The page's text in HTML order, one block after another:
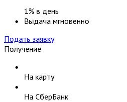
1% в день
Выдача мгновенно
Подать заявку
Получение
На карту
На СберБанк